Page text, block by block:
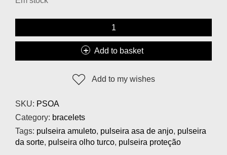
Add to basket
Add to my wishes
SKU: PSOA
Category: bracelets
Tags: pulseira amuleto, pulseira asa de anjo, pulseira
da sorte, pulseira olho turco, pulseira proteção